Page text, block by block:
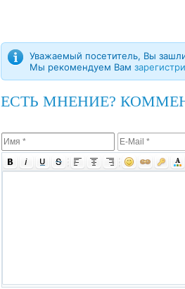
Уважаемый посетитель, Вы
Мы рекомендуем Вам
ЕСТЬ МНЕНИЕ?